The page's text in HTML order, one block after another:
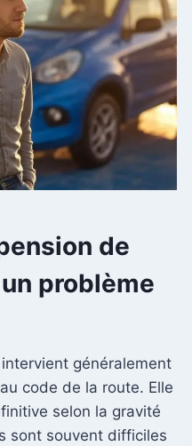
de
problème
intervient généralement
code de la route. Elle
selon la gravité
sont souvent difficiles